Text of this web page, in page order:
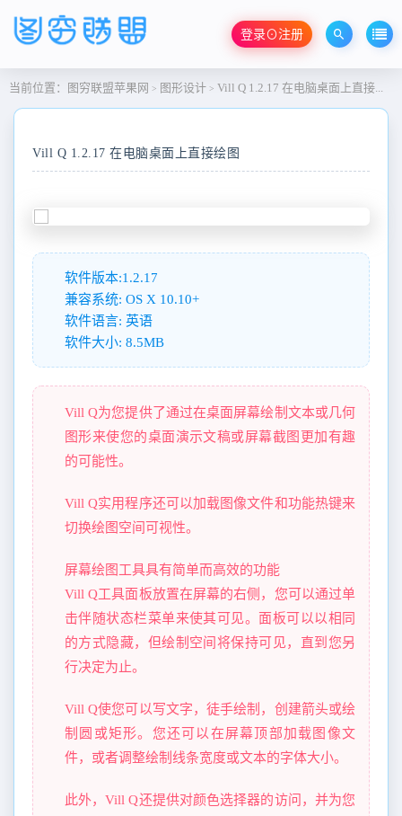
登录⊙注册
当前位置： 图穷联盟苹果网 > 图形设计 > Vill Q 1.2.17 在电脑桌面上直接绘图
Vill Q 1.2.17 在电脑桌面上直接绘图
软件版本:1.2.17
兼容系统: OS X 10.10+
软件语言: 英语
软件大小: 8.5MB
Vill Q为您提供了通过在桌面屏幕绘制文本或几何
图形来使您的桌面演示文稿或屏幕截图更加有趣
的可能性。
Vill Q实用程序还可以加载图像文件和功能热键来
切换绘图空间可视性。
屏幕绘图工具具有简单而高效的功能
Vill Q工具面板放置在屏幕的右侧，您可以通过单
击伴随状态栏菜单来使其可见。面板可以以相同
的方式隐藏，但绘制空间将保持可见，直到您另
行决定为止。
Vill Q使您可以写文字，徒手绘制，创建箭头或绘
制圆或矩形。您还可以在屏幕顶部加载图像文
件，或者调整绘制线条宽度或文本的字体大小。
此外，Vill Q还提供对颜色选择器的访问，并为您